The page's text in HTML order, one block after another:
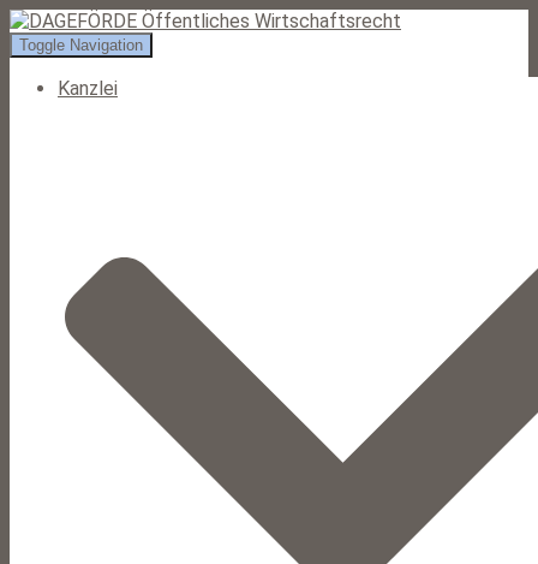
Toggle Navigation
Kanzlei